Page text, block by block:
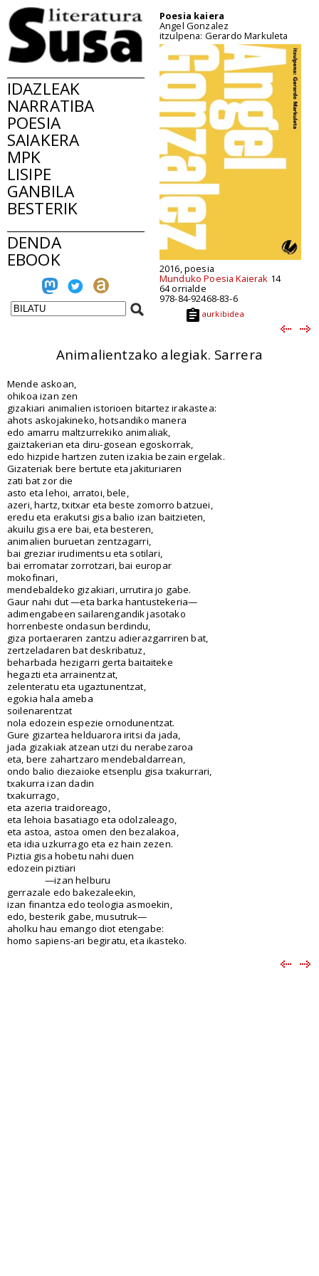
IDAZLEAK
NARRATIBA
POESIA
SAIAKERA
MPK
LISIPE
GANBILA
BESTERIK
DENDA
EBOOK
Poesia kaiera
Angel Gonzalez
itzulpena: Gerardo Markuleta
2016, poesia
Munduko Poesia Kaierak 14
64 orrialde
978-84-92468-83-6
aurkibidea
Animalientzako alegiak. Sarrera
Mende askoan,
ohikoa izan zen
gizakiari animalien istorioen bitartez irakastea:
ahots askojakineko, hotsandiko manera
edo amarru maltzurrekiko animaliak,
gaiztakerian eta diru-gosean egoskorrak,
edo hizpide hartzen zuten izakia bezain ergelak.
Gizateriak bere bertute eta jakituriaren
zati bat zor die
asto eta lehoi, arratoi, bele,
azeri, hartz, txitxar eta beste zomorro batzuei,
eredu eta erakutsi gisa balio izan baitzieten,
akuilu gisa ere bai, eta besteren,
animalien buruetan zentzagarri,
bai greziar irudimentsu eta sotilari,
bai erromatar zorrotzari, bai europar
mokofinari,
mendebaldeko gizakiari, urrutira jo gabe.
Gaur nahi dut —eta barka hantustekeria—
adimengabeen sailarengandik jasotako
horrenbeste ondasun berdindu,
giza portaeraren zantzu adierazgarriren bat,
zertzeladaren bat deskribatuz,
beharbada hezigarri gerta baitaiteke
hegazti eta arrainentzat,
zelenteratu eta ugaztunentzat,
egokia hala ameba
soilenarentzat
nola edozein espezie ornodunentzat.
Gure gizartea helduarora iritsi da jada,
jada gizakiak atzean utzi du nerabezaroa
eta, bere zahartzaro mendebaldarrean,
ondo balio diezaioke etsenplu gisa txakurrari,
txakurra izan dadin
txakurrago,
eta azeria traidoreago,
eta lehoia basatiago eta odolzaleago,
eta astoa, astoa omen den bezalakoa,
eta idia uzkurrago eta ez hain zezen.
Piztia gisa hobetu nahi duen
edozein piztiari
—izan helburu
gerrazale edo bakezaleekin,
izan finantza edo teologia asmoekin,
edo, besterik gabe, musutruk—
aholku hau emango diot etengabe:
homo sapiens-ari begiratu, eta ikasteko.